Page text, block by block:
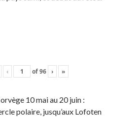
‹ of96 › »
10 mai au 20 juin :
polaire, jusqu’aux Lofoten